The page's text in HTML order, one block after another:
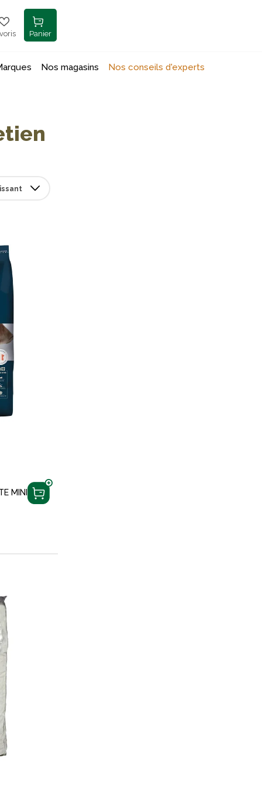
Panier
Nos magasins Nos conseils d'experts
MINI